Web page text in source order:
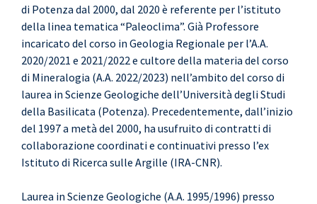
di Potenza dal 2000, dal 2020 è referente per l’istituto
della linea tematica “Paleoclima”. Già Professore
incaricato del corso in Geologia Regionale per l’A.A.
2020/2021 e 2021/2022 e cultore della materia del corso
di Mineralogia (A.A. 2022/2023) nell’ambito del corso di
laurea in Scienze Geologiche dell’Università degli Studi
della Basilicata (Potenza). Precedentemente, dall’inizio
del 1997 a metà del 2000, ha usufruito di contratti di
collaborazione coordinati e continuativi presso l’ex
Istituto di Ricerca sulle Argille (IRA-CNR).
Laurea in Scienze Geologiche (A.A. 1995/1996) presso